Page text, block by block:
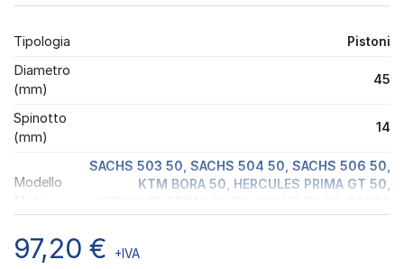
Tipologia Pistoni
Diametro
(mm)
45
Spinotto
(mm)
14
Modello
SACHS 503 50, SACHS 504 50, SACHS 506 50,
KTM BORA 50, HERCULES PRIMA GT 50,
LUNGA, HERCULES SUPRA 50
97,20 € +IVA